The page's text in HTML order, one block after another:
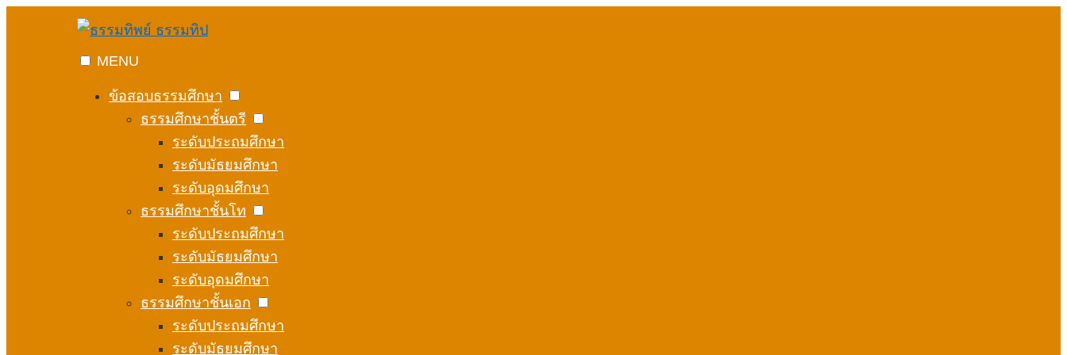
MENU
ข้อสอบธรรมศึกษา
ธรรมศึกษาชั้นตรี
ระดับประถมศึกษา
ระดับมัธยมศึกษา
ระดับอุดมศึกษา
ธรรมศึกษาชั้นโท
ระดับประถมศึกษา
ระดับมัธยมศึกษา
ระดับอุดมศึกษา
ธรรมศึกษาชั้นเอก
ระดับประถมศึกษา
ระดับมัธยมศึกษา